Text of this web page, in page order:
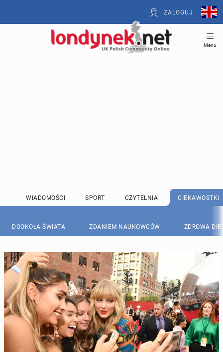
ZALOGUJ
Menu
WIADOMOŚCI SPORT CZYTELNIA CIEKAWOSTKI
DOOKOŁA ŚWIATA ZDANIEM NAUKOWCÓW ZDROWA